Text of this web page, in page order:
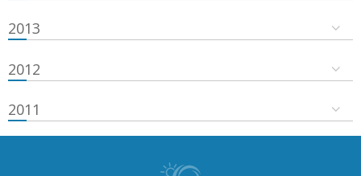
2013
2012
2011